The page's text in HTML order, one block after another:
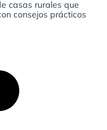
casas rurales que
consejos prácticos